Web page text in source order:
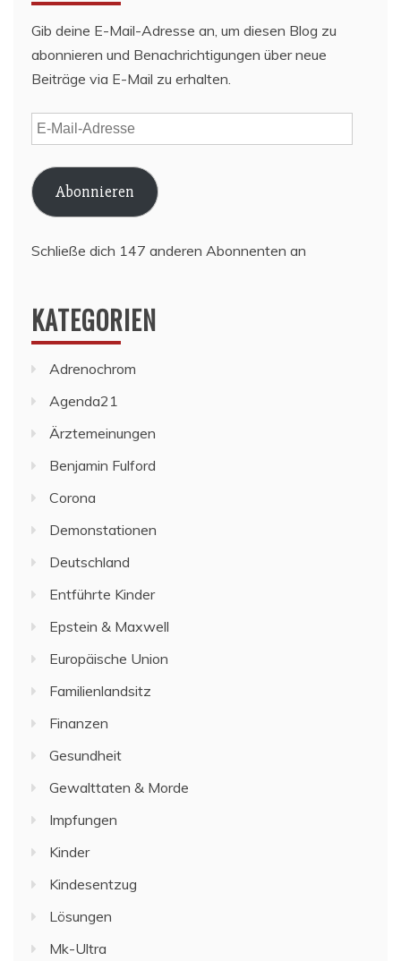
Gib deine E-Mail-Adresse an, um diesen Blog zu
abonnieren und Benachrichtigungen über neue
Beiträge via E-Mail zu erhalten.
E-
Mail-
Adresse
Abonnieren
Schließe dich 147 anderen Abonnenten an
KATEGORIEN
Adrenochrom
Agenda21
Ärztemeinungen
Benjamin Fulford
Corona
Demonstationen
Deutschland
Entführte Kinder
Epstein & Maxwell
Europäische Union
Familienlandsitz
Finanzen
Gesundheit
Gewalttaten & Morde
Impfungen
Kinder
Kindesentzug
Lösungen
Mk-Ultra